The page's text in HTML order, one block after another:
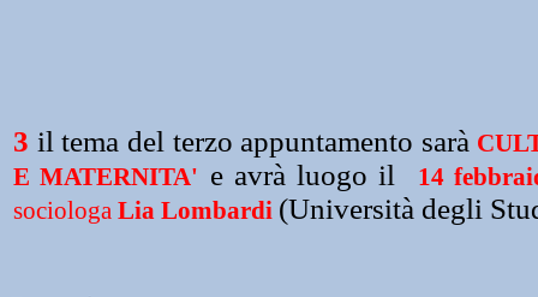
3 il tema del terzo appuntamento sarà
E MATERNITA' e avrà luogo il
14
sociologa Lia Lombardi (Università degli